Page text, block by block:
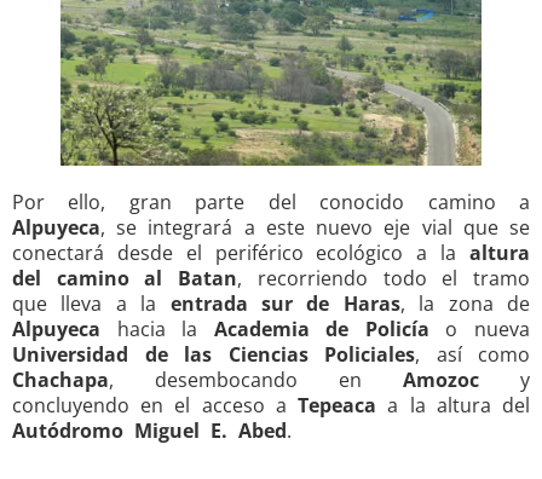
Por ello, gran parte del conocido camino a
Alpuyeca, se integrará a este nuevo eje vial que se
conectará desde el periférico ecológico a la altura
del camino al Batan, recorriendo todo el tramo
que lleva a la entrada sur de Haras, la zona de
Alpuyeca hacia la Academia de Policía o nueva
Universidad de las Ciencias Policiales, así como
Chachapa, desembocando en Amozoc y
concluyendo en el acceso aTepeaca a la altura del
Autódromo Miguel E. Abed.